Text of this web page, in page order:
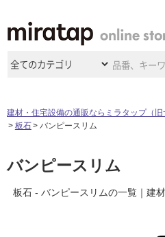
商品カテ
キッチン
施工事例
ミラタップ のあるくらし
ショール
ショールームのご案内
建材・住宅設備の通販ならミラタップ（旧
板石
バンピースリム
バンピースリム
板石 - バンピースリムの一覧｜建